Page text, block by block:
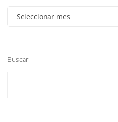
Seleccionar mes
Buscar